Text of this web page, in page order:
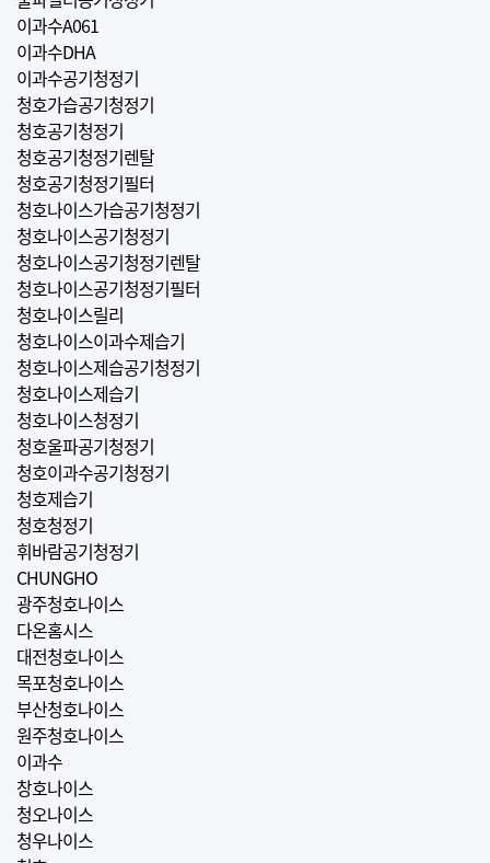
이과수A061
이과수DHA
이과수공기청정기
청호가습공기청정기
청호공기청정기
청호공기청정기렌탈
청호공기청정기필터
청호나이스가습공기청정기
청호나이스공기청정기
청호나이스공기청정기렌탈
청호나이스공기청정기필터
청호나이스릴리
청호나이스이과수제습기
청호나이스제습공기청정기
청호나이스제습기
청호나이스청정기
청호울파공기청정기
청호이과수공기청정기
청호제습기
청호청정기
휘바람공기청정기
CHUNGHO
광주청호나이스
다온홈시스
대전청호나이스
목포청호나이스
부산청호나이스
원주청호나이스
이과수
창호나이스
청오나이스
청우나이스